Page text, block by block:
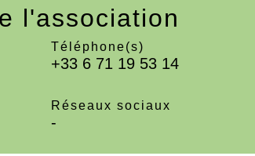
l'association
Téléphone(s)
+33 6 71 19 53 14
Réseaux sociaux
-